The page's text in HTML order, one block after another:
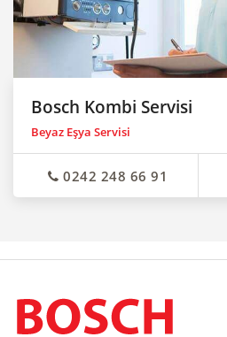
Bosch Kombi Servisi
Beyaz Eşya Servisi
0242 248 66 91